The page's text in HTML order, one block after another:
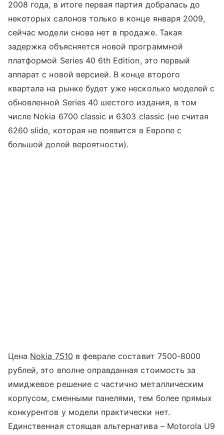
2008 года, в итоге первая партия добралась до
некоторых салонов только в конце января 2009,
сейчас модели снова нет в продаже. Такая
задержка объясняется новой программной
платформой Series 40 6th Edition, это первый
аппарат с новой версией. В конце второго
квартала на рынке будет уже несколько моделей с
обновленной Series 40 шестого издания, в том
числе Nokia 6700 classic и 6303 classic (не считая
6260 slide, которая не появится в Европе с
большой долей вероятности).
Цена Nokia 7510 в феврале составит 7500-8000
рублей, это вполне оправданная стоимость за
имиджевое решение с частично металлическим
корпусом, сменными панелями, тем более прямых
конкурентов у модели практически нет.
Единственная стоящая альтернатива – Motorola U9